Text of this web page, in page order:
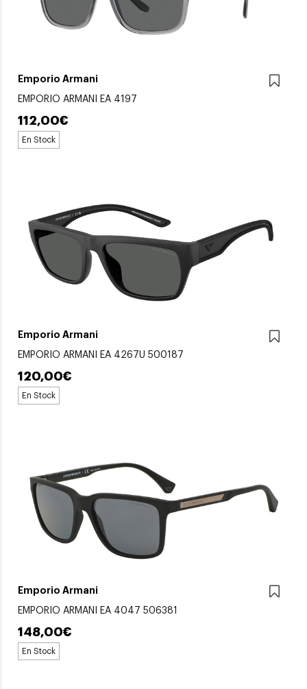
Emporio Armani
EMPORIO ARMANI EA 4197
112,00€
En Stock
Emporio Armani
EMPORIO ARMANI EA 4267U 500187
120,00€
En Stock
Emporio Armani
EMPORIO ARMANI EA 4047 506381
148,00€
En Stock